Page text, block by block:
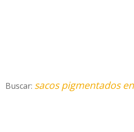
Buscar: sacos pigmentados